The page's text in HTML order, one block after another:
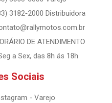
3182-2000 Distribuidora
DE ATENDIMENTO
a Sex, das 8h ás 18h
Sociais
- Varejo